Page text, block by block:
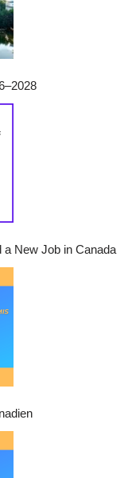
a New Job in Canada